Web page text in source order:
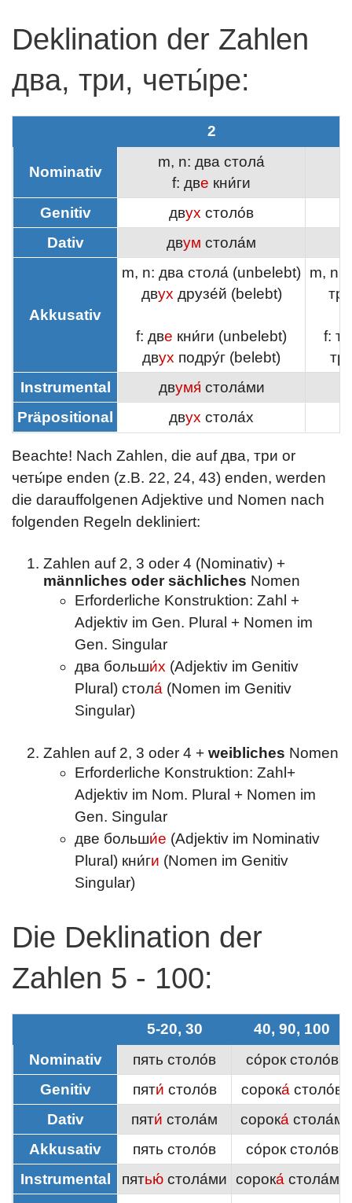
Deklination der Zahlen
два, три, четы́ре:
2
Nominativ
m, n: два стола́
f: две кни́ги
Genitiv двух столо́в
Dativ
двум стола́м
Akkusativ
m, n: два стола́ (unbelebt)
двух друзе́й (belebt)
f: две кни́ги (unbelebt)
двух подру́г (belebt)
m, n:
тр
f:
тр
Instrumental
двумя́ стола́ми
Präpositional
двух стола́х
Beachte! Nach Zahlen, die auf два, три or
четы́ре enden (z.B. 22, 24, 43) enden, werden
die darauffolgenen Adjektive und Nomen nach
folgenden Regeln dekliniert:
Zahlen auf 2, 3 oder 4 (Nominativ) +
männliches oder sächliches Nomen
Erforderliche Konstruktion: Zahl +
Adjektiv im Gen. Plural + Nomen im
Gen. Singular
два больши́х (Adjektiv im Genitiv
Plural) стола́ (Nomen im Genitiv
Singular)
Zahlen auf 2, 3 oder 4 + weibliches Nomen
Erforderliche Konstruktion: Zahl+
Adjektiv im Nom. Plural + Nomen im
Gen. Singular
две больши́е (Adjektiv im Nominativ
Plural) кни́ги (Nomen im Genitiv
Singular)
Die Deklination der
Zahlen 5 - 100:
5-20, 30
40, 90, 100
Nominativ
пять столо́в
со́рок столо́в
Genitiv
пяти́ столо́в сорока́ столо́в
Dativ
пяти́ стола́м сорока́стола́м
Akkusativ
пять столо́в
со́рок столо́в
Instrumental
пятью́ стола́ми сорока́ стола́ми